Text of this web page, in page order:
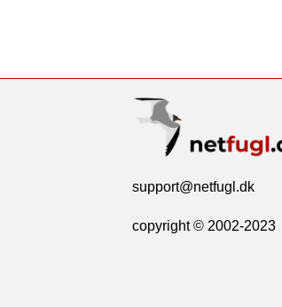
support@netfugl.dk
copyright © 2002-2023